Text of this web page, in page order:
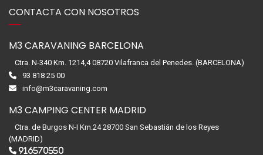
CONTACTA CON NOSOTROS
M3 CARAVANING BARCELONA
Ctra. N-340 Km. 1214,4 08720 Vilafranca del Penedes. (BARCELONA)
93 818 25 00
info@m3caravaning.com
M3 CAMPING CENTER MADRID
Ctra. de Burgos N-I Km.24 28700 San Sebastián de los Reyes
(MADRID)
916570550